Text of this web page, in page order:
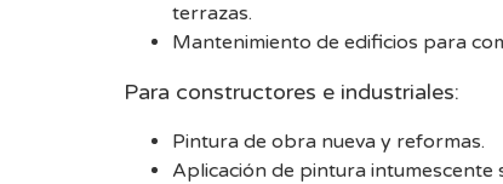
terrazas.
Mantenimiento de edificios para
Para constructores e industriales:
Pintura de obra nueva y reformas.
Aplicación de pintura intumescente